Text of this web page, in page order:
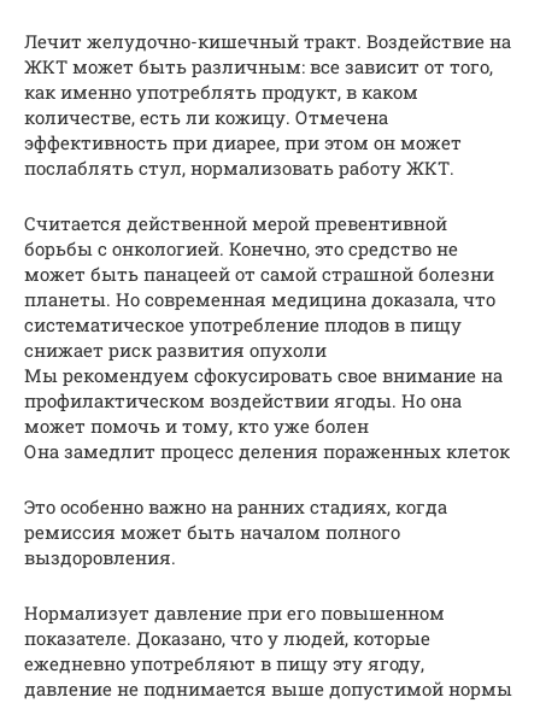
Лечит желудочно-кишечный тракт. Воздействие на
ЖКТ может быть различным: все зависит от того,
как именно употреблять продукт, в каком
количестве, есть ли кожицу. Отмечена
эффективность при диарее, при этом он может
послаблять стул, нормализовать работу ЖКТ.
Считается действенной мерой превентивной
борьбы с онкологией. Конечно, это средство не
может быть панацеей от самой страшной болезни
планеты. Но современная медицина доказала, что
систематическое употребление плодов в пищу
снижает риск развития опухоли
Мы рекомендуем сфокусировать свое внимание на
профилактическом воздействии ягоды. Но она
может помочь и тому, кто уже болен
Она замедлит процесс деления пораженных клеток
Это особенно важно на ранних стадиях, когда
ремиссия может быть началом полного
выздоровления.
Нормализует давление при его повышенном
показателе. Доказано, что у людей, которые
ежедневно употребляют в пищу эту ягоду,
давление не поднимается выше допустимой нормы